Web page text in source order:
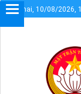
Thứ hai, 10/08/2026,
điện tử